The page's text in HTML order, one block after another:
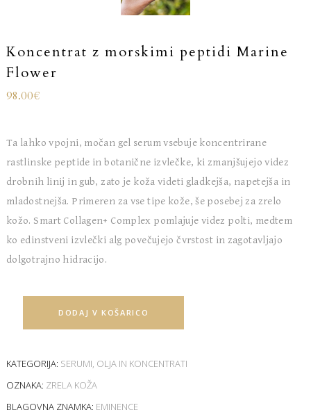
Koncentrat z morskimi peptidi Marine
Flower
98.00€
Ta lahko vpojni, močan gel serum vsebuje koncentrirane
rastlinske peptide in botanične izvlečke, ki zmanjšujejo videz
drobnih linij in gub, zato je koža videti gladkejša, napetejša in
mladostnejša. Primeren za vse tipe kože, še posebej za zrelo
kožo. Smart Collagen+ Complex pomlajuje videz polti, medtem
ko edinstveni izvlečki alg povečujejo čvrstost in zagotavljajo
dolgotrajno hidracijo.
DODAJ V KOŠARICO
KATEGORIJA: SERUMI, OLJA IN KONCENTRATI
OZNAKA: ZRELA KOŽA
BLAGOVNA ZNAMKA: EMINENCE